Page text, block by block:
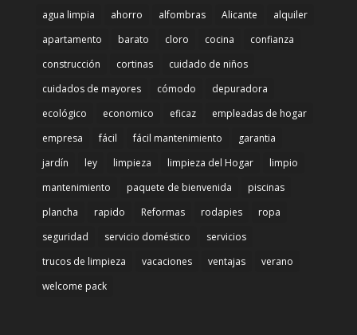
agua limpia ahorro alfombras Alicante
alquiler
apartamento
barato cloro cocina
confianza
construcción
cortinas
cuidado de niños
cuidados de mayores
cómodo
depuradora
ecológico
economico eficaz
empleadas de hogar
empresa
fácil fácil mantenimiento
garantia
jardín
ley limpieza limpieza del Hogar
limpio
mantenimiento
paquete de bienvenida
piscinas
plancha
rapido Reformas rodapies
ropa
seguridad
servicio doméstico
servicios
trucos de limpieza
vacaciones ventajas
verano
welcome pack